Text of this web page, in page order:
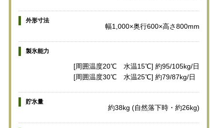
外形寸法
幅1,000×奥行600×高さ800mm
製氷能力
[周囲温度20℃ 水温15℃] 約95/105kg/日
[周囲温度30℃ 水温25℃] 約79/87kg/日
貯氷量
約38kg (自然落下時・約26kg)